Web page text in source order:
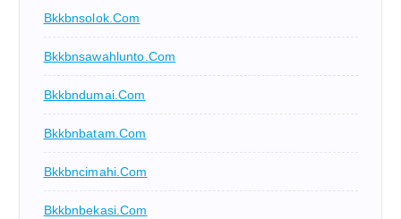
Bkkbnsolok.com
Bkkbnsawahlunto.com
Bkkbndumai.com
Bkkbnbatam.com
Bkkbncimahi.com
Bkkbnbekasi.com